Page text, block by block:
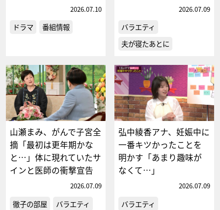
2026.07.10
ドラマ 番組情報
2026.07.09
バラエティ
夫が寝たあとに
山瀬まみ、がんで子宮全
摘「最初は更年期かな
と…」体に現れていたサ
インと医師の衝撃宣告
2026.07.09
徹子の部屋 バラエティ
弘中綾香アナ、妊娠中に
一番キツかったことを
明かす「あまり趣味が
なくて…」
2026.07.09
バラエティ